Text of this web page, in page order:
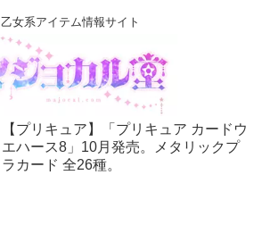
乙女系アイテム情報サイト
【プリキュア】「プリキュア カードウ
エハース8」10月発売。メタリックプ
ラカード 全26種。